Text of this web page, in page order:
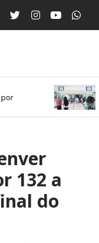
132 a
do